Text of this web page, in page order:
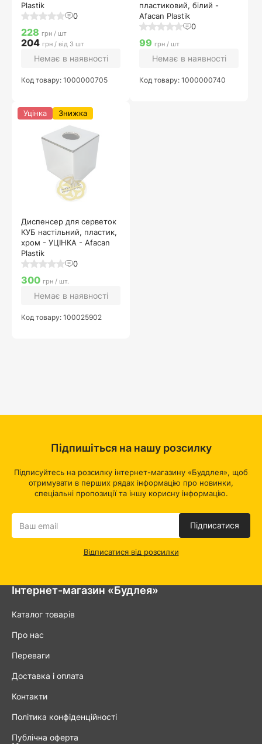
Plastik
0
228 грн / шт
204 грн / від 3 шт
Немає в наявності
Код товару: 1000000705
пластиковий, білий -
Afacan Plastik
0
99 грн / шт
Немає в наявності
Код товару: 1000000740
Диспенсер для серветок
КУБ настільний, пластик,
хром - УЦІНКА - Afacan
Plastik
0
Уцінка Знижка
300 грн / шт.
Немає в наявності
Код товару: 100025902
Інтернет-магазин «Будлея»
Каталог товарів
Про нас
Переваги
Доставка і оплата
Контакти
Політика конфіденційності
Публічна оферта
Підпишіться на нашу розсилку
Підписуйтесь на розсилку інтернет-магазину «Буддлея», щоб
отримувати в перших рядах інформацію про новинки,
спеціальні пропозиції та іншу корисну інформацію.
Підписатися
Відписатися від розсилки